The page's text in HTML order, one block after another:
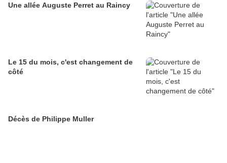
Une allée Auguste Perret au Raincy
Le 15 du mois, c'est changement de
côté
Décès de Philippe Muller